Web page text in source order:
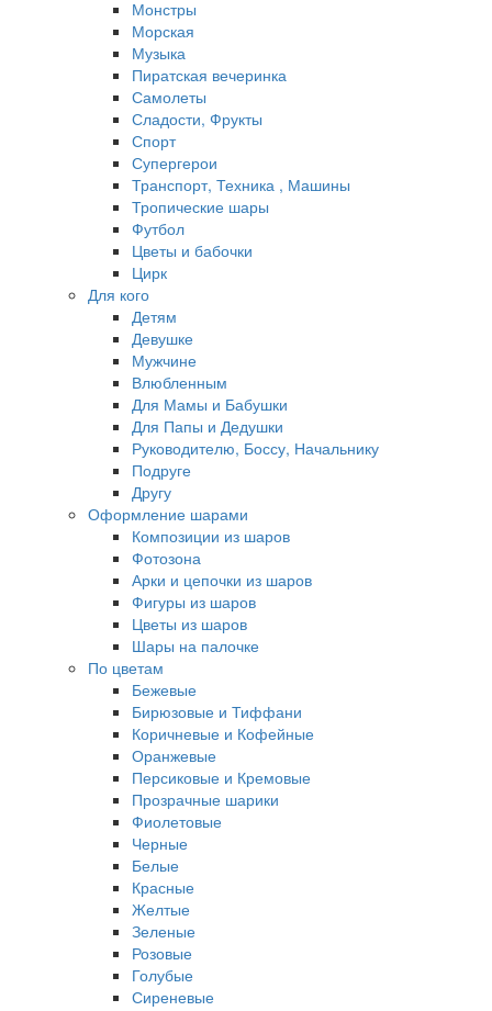
Монстры
Морская
Музыка
Пиратская вечеринка
Самолеты
Сладости, Фрукты
Спорт
Супергерои
Транспорт, Техника , Машины
Тропические шары
Футбол
Цветы и бабочки
Цирк
Для кого
Детям
Девушке
Мужчине
Влюбленным
Для Мамы и Бабушки
Для Папы и Дедушки
Руководителю, Боссу, Начальнику
Подруге
Другу
Оформление шарами
Композиции из шаров
Фотозона
Арки и цепочки из шаров
Фигуры из шаров
Цветы из шаров
Шары на палочке
По цветам
Бежевые
Бирюзовые и Тиффани
Коричневые и Кофейные
Оранжевые
Персиковые и Кремовые
Прозрачные шарики
Фиолетовые
Черные
Белые
Красные
Желтые
Зеленые
Розовые
Голубые
Сиреневые